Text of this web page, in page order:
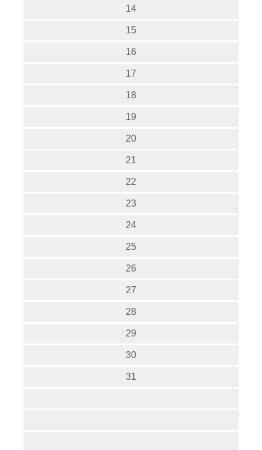
14
15
16
17
18
19
20
21
22
23
24
25
26
27
28
29
30
31